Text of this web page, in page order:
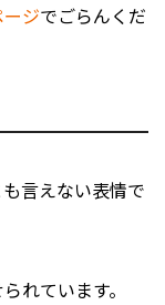
ジでごらんくだ
言えない表情で
れています。